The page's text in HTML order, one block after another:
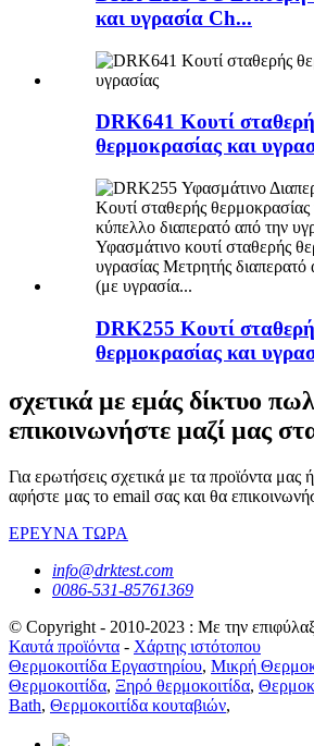
και υγρασία Ch...
DRK641 Κουτί
θερμοκρασίας και
DRK255 Κουτί
θερμοκρασίας και
σχετικά με εμάς δίκτυο
επικοινωνήστε μαζί μας
Για ερωτήσεις σχετικά με τα προϊόντα μας
αφήστε μας το email σας και θα
ΕΡΕΥΝΑ ΤΩΡΑ
info@drktest.com
0086-531-85761369
© Copyright - 2010-2023 : Με την
Καυτά προϊόντα - Χάρτης ιστότοπου
Θερμοκοιτίδα Εργαστηρίου, Μικρή
Θερμοκοιτίδα, Ξηρό θερμοκοιτίδα,
Bath, Θερμοκοιτίδα κουταβιών,